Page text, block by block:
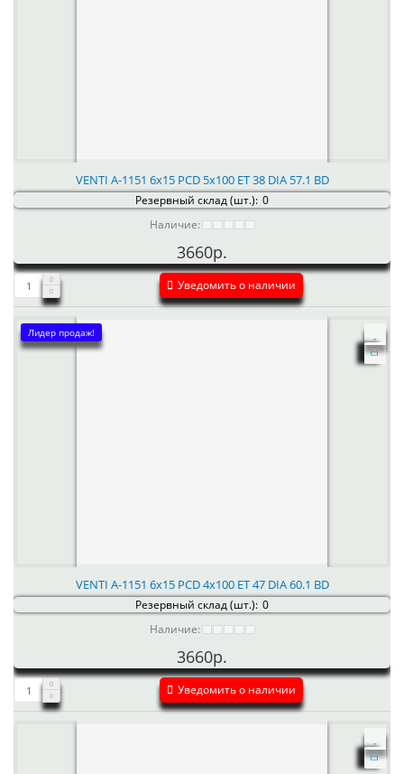
VENTI А-1151 6x15 PCD 5x100 ET 38 DIA 57.1 BD
Резервный склад (шт.): 0
Наличие:
3660р.
Уведомить о наличии
Лидер продаж!
VENTI А-1151 6x15 PCD 4x100 ET 47 DIA 60.1 BD
Резервный склад (шт.): 0
Наличие:
3660р.
Уведомить о наличии